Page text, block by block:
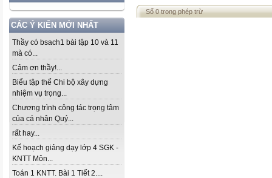
CÁC Ý KIẾN MỚI NHẤT
Thầy có bsach1 bài tập 10 và 11
mà có...
Cảm ơn thầy!...
Biểu tập thể Chi bộ xây dựng
nhiệm vụ trọng...
Chương trình công tác trọng tâm
của cá nhân Quý...
rất hay...
Kế hoạch giảng dạy lớp 4 SGK -
KNTT Môn...
Toán 1 KNTT. Bài 1 Tiết 2....
Số 0 trong phép trừ